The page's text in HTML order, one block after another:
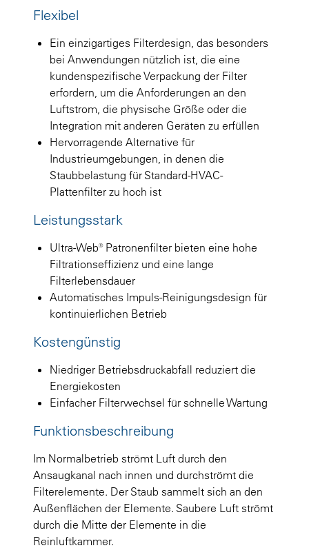
Flexibel
Ein einzigartiges Filterdesign, das besonders
bei Anwendungen nützlich ist, die eine
kundenspezifische Verpackung der Filter
erfordern, um die Anforderungen an den
Luftstrom, die physische Größe oder die
Integration mit anderen Geräten zu erfüllen
Hervorragende Alternative für
Industrieumgebungen, in denen die
Staubbelastung für Standard-HVAC-
Plattenfilter zu hoch ist
Leistungsstark
Ultra-Web® Patronenfilter bieten eine hohe
Filtrationseffizienz und eine lange
Filterlebensdauer
Automatisches Impuls-Reinigungsdesign für
kontinuierlichen Betrieb
Kostengünstig
Niedriger Betriebsdruckabfall reduziert die
Energiekosten
Einfacher Filterwechsel für schnelle Wartung
Funktionsbeschreibung
Im Normalbetrieb strömt Luft durch den
Ansaugkanal nach innen und durchströmt die
Filterelemente. Der Staub sammelt sich an den
Außenflächen der Elemente. Saubere Luft strömt
durch die Mitte der Elemente in die
Reinluftkammer.